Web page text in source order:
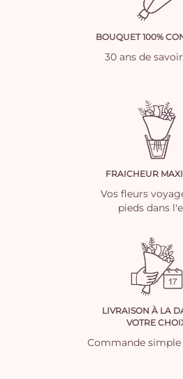
BOUQUET 100%
30 ans de
FRAICHEUR
Vos fleurs
pieds dans
LIVRAISON À LA
VOTRE
Commande simple